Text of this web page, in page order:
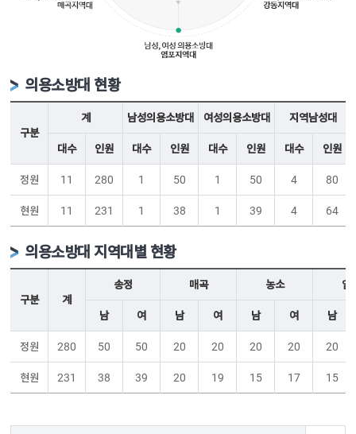
의용소방대 현황
구분
계 남성의용소방대 여성의용소방대 지역남성대
대수 인원 대수 인원 대수 인원 대수 인원
정원 11 280 1 50 1 50 4 80
현원 11 231 1 38 1 39 4 64
의용소방대 지역대별 현황
구분 계
송정 매곡 농소 염
남 여 남 여 남 여 남
정원 280 50 50 20 20 20 20 20
현원 231 38 39 20 19 15 17 15